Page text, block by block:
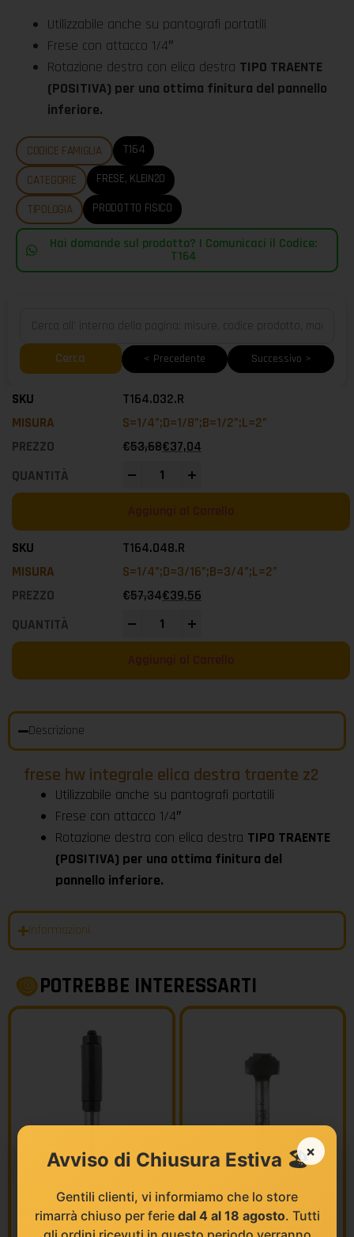
Utilizzabile anche su pantografi portatili
Frese con attacco 1/4″
Rotazione destra con elica destra TIPO TRAENTE
(POSITIVA) per una ottima finitura del pannello
inferiore.
CODICE FAMIGLIA T164
CATEGORIE FRESE, KLEIN20
TIPOLOGIA PRODOTTO FISICO
Hai domande sul prodotto? | Comunicaci il Codice:
T164
Cerca < Precedente Successivo >
T164.032.R
S=1/4”;D=1/8”;B=1/2”;L=2”
€53,68€37,04
Aggiungi al Carrello
T164.048.R
S=1/4”;D=3/16”;B=3/4”;L=2”
€57,34€39,56
Aggiungi al Carrello
Descrizione
frese hw integrale elica destra traente z2
Utilizzabile anche su pantografi portatili
Frese con attacco 1/4″
Rotazione destra con elica destra TIPO TRAENTE
(POSITIVA) per una ottima finitura del
pannello inferiore.
Informazioni
POTREBBE INTERESSARTI
MANDRINO PER FRESE
COD FAMIGLIA:A117 - B117 -
KLEIN
FRESE HW SAGOMATE A
RAGGIO CONCAVO Z2
×
Avviso di Chiusura Estiva 🏖️
Gentili clienti, vi informiamo che lo store
rimarrà chiuso per ferie dal 4 al 18 agosto. Tutti